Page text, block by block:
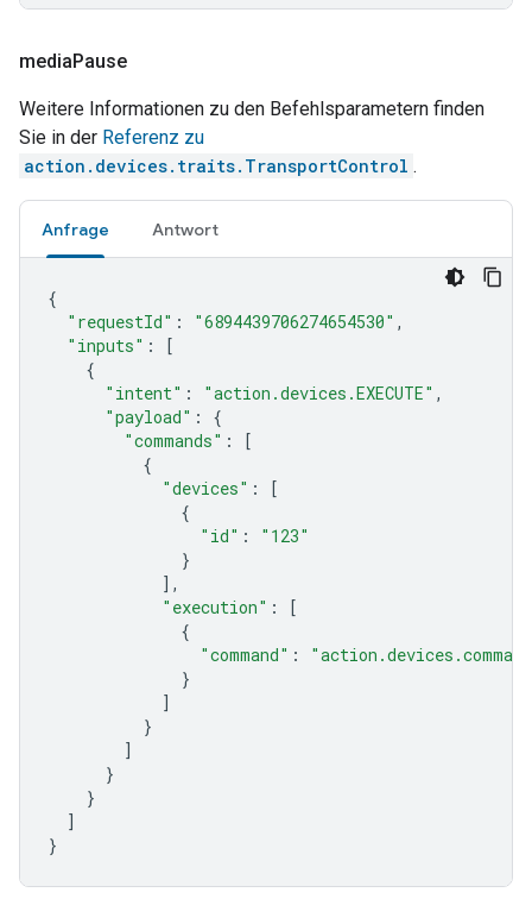
mediaPause
Weitere Informationen zu den Befehlsparametern finden
Sie in der Referenz zu
action.devices.traits.TransportControl .
Anfrage Antwort
{
"requestId" : "6894439706274654530" ,
"inputs" :
[
{
"intent" : "action.devices.EXECUTE" ,
"payload" :
{
"commands" :
[
{
"devices" :
[
{
"id" :
"123"
}
],
"execution" :
[
{
"command" :
}
]
}
]
}
}
]
}